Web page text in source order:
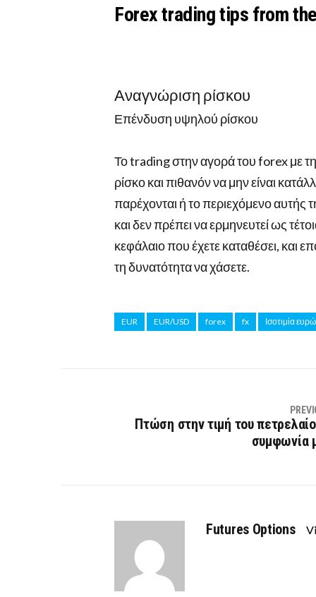
Forex trading tips from
Αναγνώριση ρίσκου
Επένδυση υψηλού ρίσκου
Το trading στην αγορά του forex με
ρίσκο και πιθανόν να μην είναι
παρέχονται ή το περιεχόμενο
και δεν πρέπει να ερμηνευτεί ως
κεφάλαιο που έχετε καταθέσει, και
τη δυνατότητα να χάσετε.
EUR EUR/USD forex fx Ισοτιμία
Πτώση στην τιμή του
συμφωνία
Futures Options